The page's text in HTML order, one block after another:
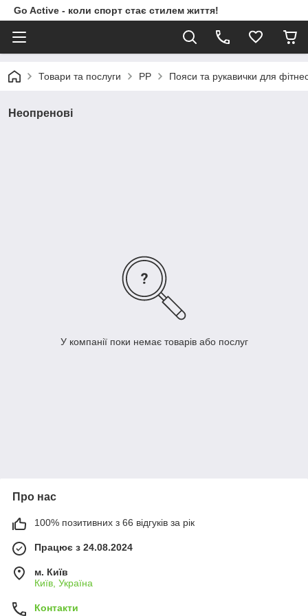
Go Active - коли спорт стає стилем життя!
Товари та послуги PP Пояси та рукавички для
Неопренові
У компанії поки немає товарів або послуг
Про нас
100% позитивних з 66 відгуків за рік
Працює з 24.08.2024
м. Київ
Київ, Україна
Контакти